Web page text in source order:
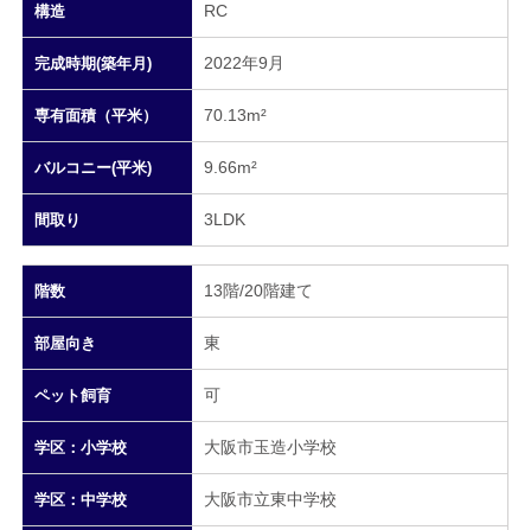
構造 RC
完成時期(築年月) 2022年9月
専有面積（平米） 70.13m²
バルコニー(平米) 9.66m²
間取り 3LDK
階数 13階/20階建て
部屋向き 東
ペット飼育 可
学区：小学校 大阪市玉造小学校
学区：中学校 大阪市立東中学校